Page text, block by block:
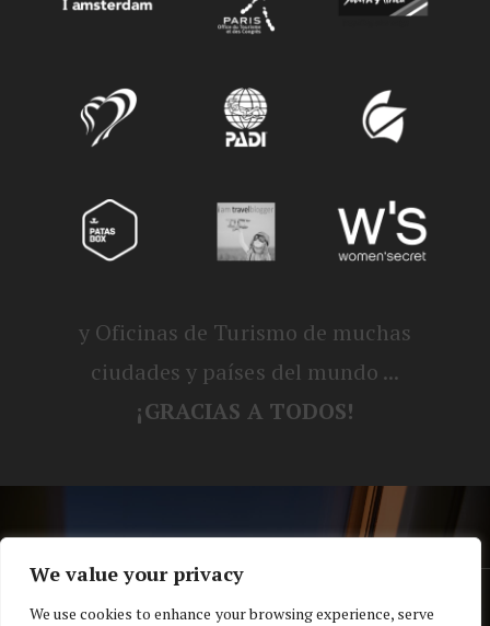
We value your privacy
We use cookies to enhance your browsing experience, serve
y Oficinas de Turismo de muchas
ciudades y países del mundo ...
¡GRACIAS A TODOS!
® Blog personal de Alex, Nerea, Turbo y